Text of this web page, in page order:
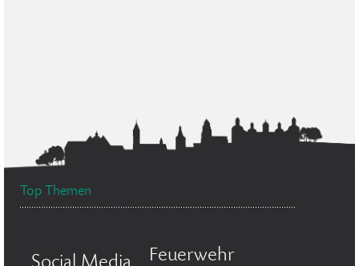
Top Themen
Feuerwehr